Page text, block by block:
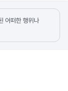
어떠한 행위나